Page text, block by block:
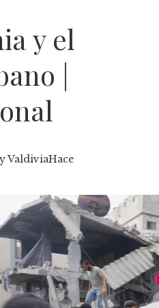
y el
|
ValdiviaHace